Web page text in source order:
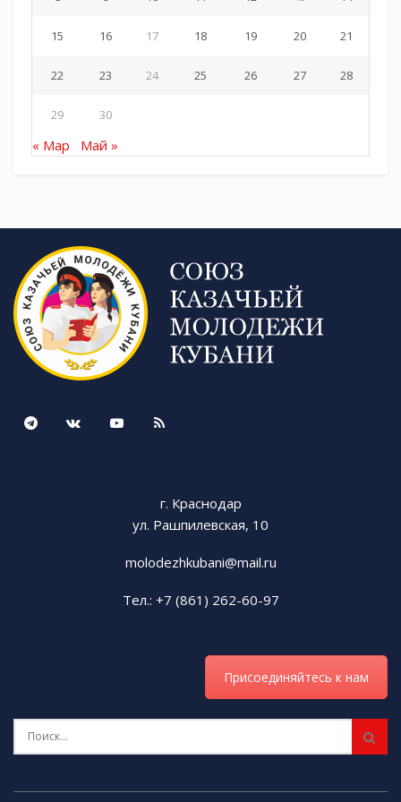
братьев Игнатовых.
15 16 17 18 19 20 21
22 23 24 25 26 27 28
29 30
« Мар Май »
г. Краснодар
ул. Рашпилевская, 10
molodezhkubani@mail.ru
Тел.: +7 (861) 262-60-97
Присоединяйтесь к нам